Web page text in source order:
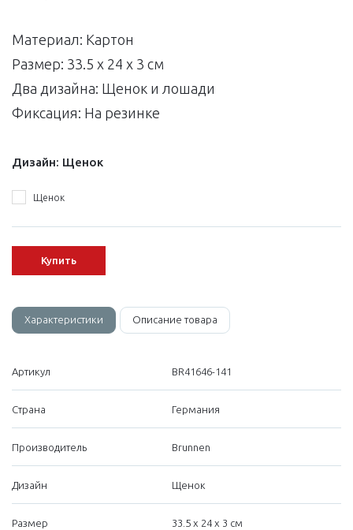
Материал: Картон
Размер: 33.5 х 24 х 3 см
Два дизайна: Щенок и лошади
Фиксация: На резинке
Дизайн: Щенок
Щенок
Купить
Характеристики Описание товара
Артикул BR41646-141
Страна Германия
Производитель Brunnen
Дизайн Щенок
Размер 33.5 х 24 х 3 см